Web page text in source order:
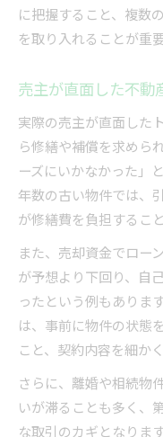
に把握すること、複数
を取り入れることが重要
売主が直面した不動
実際の売主が直面した
ら修繕や補償を求めら
ーズにいかなかった」
年数の古い物件では、
が修繕費を負担するこ
また、売却資金でロー
が予想より下回り、自
ったという例もありま
は、事前に物件の状態
こと、契約内容を細か
さらに、離婚や相続物
いが滞ることも多く、
な取引のカギとなります